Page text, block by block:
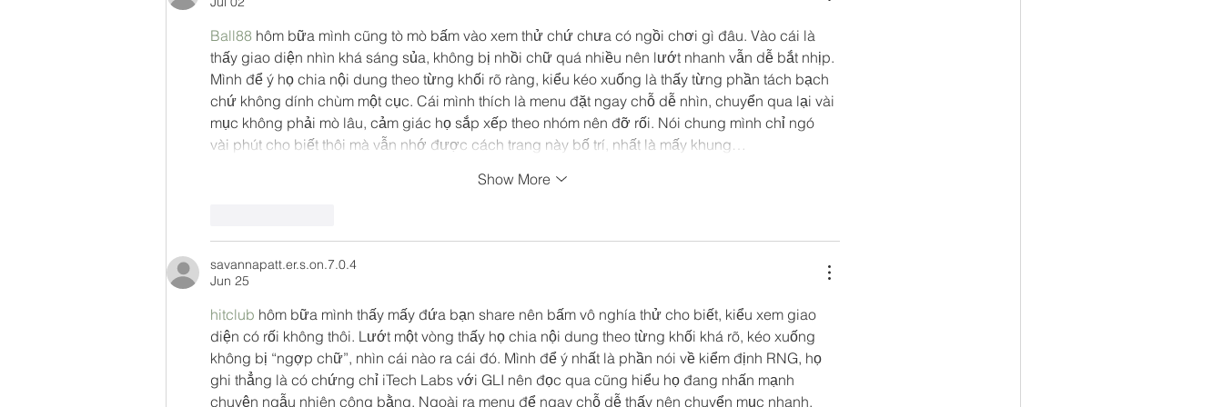
Ball88 hôm bữa mình cũng tò mò bấm vào xem thử chứ chưa có ngồi chơi gì đâu. Vào cái là
thấy giao diện nhìn khá sáng sủa, không bị nhồi chữ quá nhiều nên lướt nhanh vẫn dễ bắt nhịp.
Mình để ý họ chia nội dung theo từng khối rõ ràng, kiểu kéo xuống là thấy từng phần tách bạch
chứ không dính chùm một cục. Cái mình thích là menu đặt ngay chỗ dễ nhìn, chuyển qua lại vài
mục không phải mò lâu, cảm giác họ sắp xếp theo nhóm nên đỡ rối. Nói chung mình chỉ ngó
vài phút cho biết thôi mà vẫn nhớ được cách trang này bố trí, nhất là mấy khung…
Show More
savannapatt.er.s.on.7.0.4
Jun 25
hitclub hôm bữa mình thấy mấy đứa bạn share nên bấm vô nghía thử cho biết, kiểu xem giao
diện có rối không thôi. Lướt một vòng thấy họ chia nội dung theo từng khối khá rõ, kéo xuống
không bị “ngợp chữ”, nhìn cái nào ra cái đó. Mình để ý nhất là phần nói về kiểm định RNG, họ
ghi thẳng là có chứng chỉ iTech Labs với GLI nên đọc qua cũng hiểu họ đang nhấn mạnh
chuyện ngẫu nhiên công bằng. Ngoài ra menu để ngay chỗ dễ thấy nên chuyển mục nhanh,